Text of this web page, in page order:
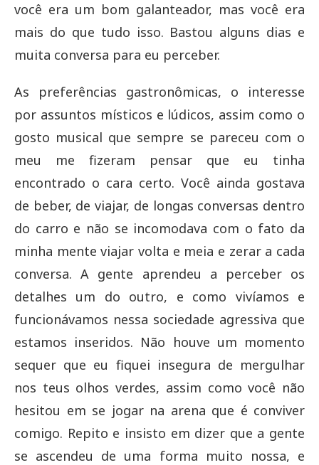
você era um bom galanteador, mas você era
mais do que tudo isso. Bastou alguns dias e
muita conversa para eu perceber.
As preferências gastronômicas, o interesse
por assuntos místicos e lúdicos, assim como o
gosto musical que sempre se pareceu com o
meu me fizeram pensar que eu tinha
encontrado o cara certo. Você ainda gostava
de beber, de viajar, de longas conversas dentro
do carro e não se incomodava com o fato da
minha mente viajar volta e meia e zerar a cada
conversa. A gente aprendeu a perceber os
detalhes um do outro, e como vivíamos e
funcionávamos nessa sociedade agressiva que
estamos inseridos. Não houve um momento
sequer que eu fiquei insegura de mergulhar
nos teus olhos verdes, assim como você não
hesitou em se jogar na arena que é conviver
comigo. Repito e insisto em dizer que a gente
se ascendeu de uma forma muito nossa, e